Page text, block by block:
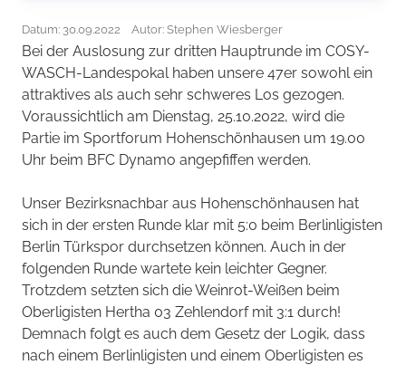
Datum: 30.09.2022 Autor: Stephen Wiesberger
Bei der Auslosung zur dritten Hauptrunde im COSY-
WASCH-Landespokal haben unsere 47er sowohl ein
attraktives als auch sehr schweres Los gezogen.
Voraussichtlich am Dienstag, 25.10.2022, wird die
Partie im Sportforum Hohenschönhausen um 19.00
Uhr beim BFC Dynamo angepfiffen werden.
Unser Bezirksnachbar aus Hohenschönhausen hat
sich in der ersten Runde klar mit 5:0 beim Berlinligisten
Berlin Türkspor durchsetzen können. Auch in der
folgenden Runde wartete kein leichter Gegner.
Trotzdem setzten sich die Weinrot-Weißen beim
Oberligisten Hertha 03 Zehlendorf mit 3:1 durch!
Demnach folgt es auch dem Gesetz der Logik, dass
nach einem Berlinligisten und einem Oberligisten es